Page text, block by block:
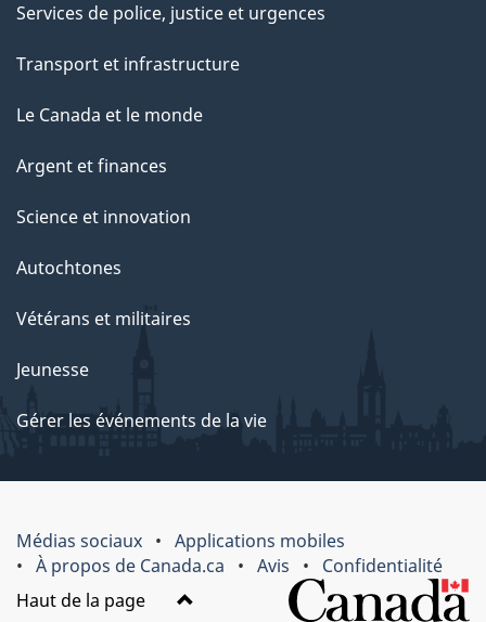
Services de police, justice et urgences
Transport et infrastructure
Le Canada et le monde
Argent et finances
Science et innovation
Autochtones
Vétérans et militaires
Jeunesse
Gérer les événements de la vie
Médias sociaux
Applications mobiles
À propos de Canada.ca
Avis
Confidentialité
Haut de la page